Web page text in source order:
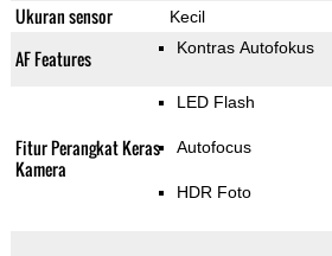
Ukuran sensor Kecil
AF Features Kontras Autofokus
Fitur Perangkat Keras
Kamera
LED Flash
Autofocus
HDR Foto